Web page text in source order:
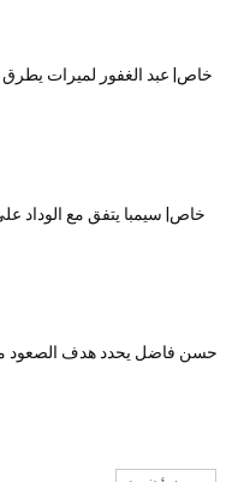
خاص| عبد الغفور لميرات يطرق
خاص| سيمبا يتفق مع الوداد
حسن فاضل يحدد هدف الصعود